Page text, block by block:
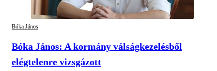
Bóka János
Bóka János: A kormány válságkezelésből
elégtelenre vizsgázott